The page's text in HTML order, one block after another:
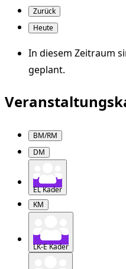
Zurück
Heute
In diesem Zeitraum
geplant.
BM/RM
DM
EL Kader
KM
LK-E Kader